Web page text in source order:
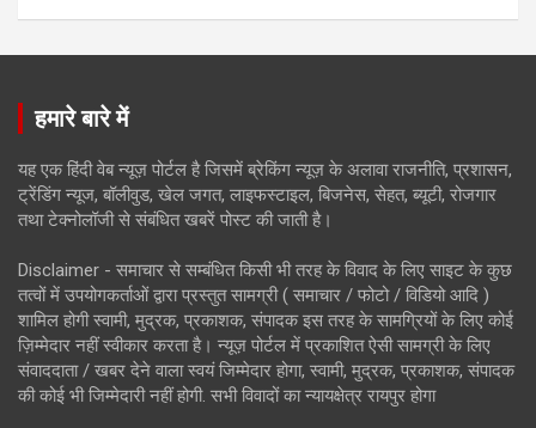
हमारे बारे में
यह एक हिंदी वेब न्यूज़ पोर्टल है जिसमें ब्रेकिंग न्यूज़ के अलावा राजनीति, प्रशासन,
ट्रेंडिंग न्यूज, बॉलीवुड, खेल जगत, लाइफस्टाइल, बिजनेस, सेहत, ब्यूटी, रोजगार
तथा टेक्नोलॉजी से संबंधित खबरें पोस्ट की जाती है।
Disclaimer - समाचार से सम्बंधित किसी भी तरह के विवाद के लिए साइट के कुछ
तत्वों में उपयोगकर्ताओं द्वारा प्रस्तुत सामग्री ( समाचार / फोटो / विडियो आदि )
शामिल होगी स्वामी, मुद्रक, प्रकाशक, संपादक इस तरह के सामग्रियों के लिए कोई
ज़िम्मेदार नहीं स्वीकार करता है। न्यूज़ पोर्टल में प्रकाशित ऐसी सामग्री के लिए
संवाददाता / खबर देने वाला स्वयं जिम्मेदार होगा, स्वामी, मुद्रक, प्रकाशक, संपादक
की कोई भी जिम्मेदारी नहीं होगी. सभी विवादों का न्यायक्षेत्र रायपुर होगा